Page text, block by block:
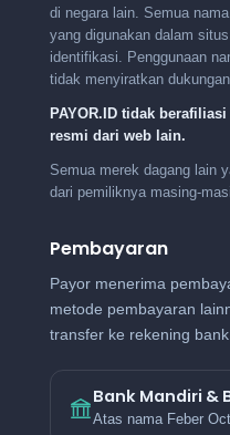
di negara lain. Semua
yang digunakan dalam
identifikasi. Penggunaan
tidak menyiratkan
PAYOR.ID tidak
resmi dari web lain.
Semua merek dagang lain
dari pemiliknya masing-
Pembayaran
Payor menerima
metode pembayaran
transfer ke rekening
Bank Mandiri &
Atas nama Feber